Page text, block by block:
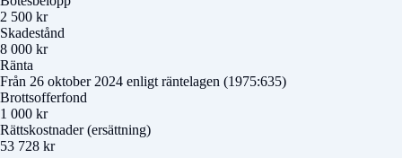
2 500 kr
Skadestånd
8 000 kr
Ränta
Från 26 oktober 2024 enligt räntelagen (1975:635)
Brottsofferfond
1 000 kr
Rättskostnader (ersättning)
53 728 kr